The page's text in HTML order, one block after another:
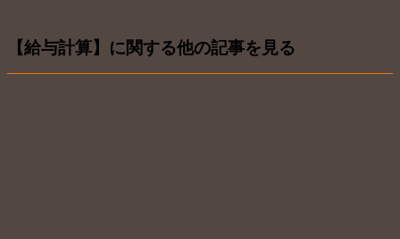
【給与計算】に関する他の記事を見る